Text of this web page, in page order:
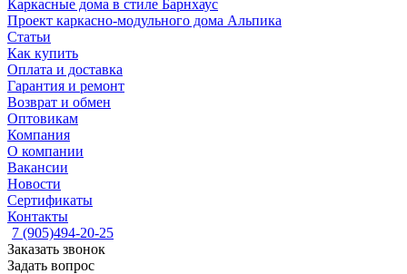
Каркасные дома в стиле Барнхаус
Проект каркасно-модульного дома Альпика
Статьи
Как купить
Оплата и доставка
Гарантия и ремонт
Возврат и обмен
Оптовикам
Компания
О компании
Вакансии
Новости
Сертификаты
Контакты
7 (905)494-20-25
Заказать звонок
Задать вопрос